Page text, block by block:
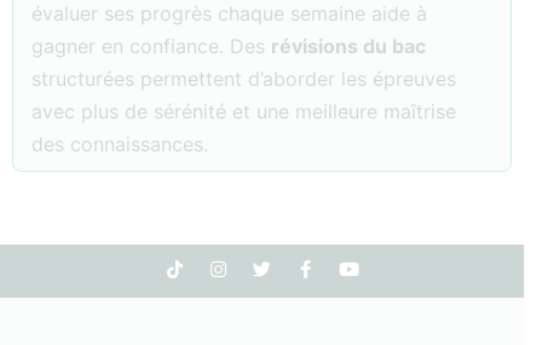
évaluer ses progrès chaque semaine aide à
gagner en confiance. Des révisions du bac
structurées permettent d’aborder les épreuves
avec plus de sérénité et une meilleure maîtrise
des connaissances.